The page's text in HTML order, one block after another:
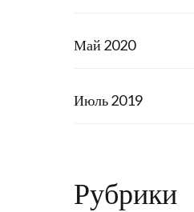
Май 2020
Июль 2019
Рубрики